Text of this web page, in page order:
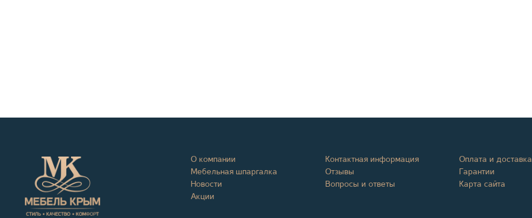
О компании
Мебельная шпаргалка
Новости
Акции
Контактная информация
Отзывы
Вопросы и ответы
Оплата и доставка
Гарантии
Карта сайта